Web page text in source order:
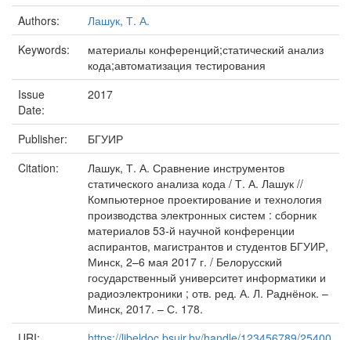
Authors:
Лашук, Т. А.
Keywords:
материалы конференций;статический анализ
кода;автоматизация тестирования
Issue
Date:
2017
Publisher:
БГУИР
Citation:
Лашук, Т. А. Сравнение инструментов
статического анализа кода / Т. А. Лашук //
Компьютерное проектирование и технология
производства электронных систем : сборник
материалов 53-й научной конференции
аспирантов, магистрантов и студентов БГУИР,
Минск, 2–6 мая 2017 г. / Белорусский
государственный университет информатики и
радиоэлектроники ; отв. ред. А. Л. Раднёнок. –
Минск, 2017. – С. 178.